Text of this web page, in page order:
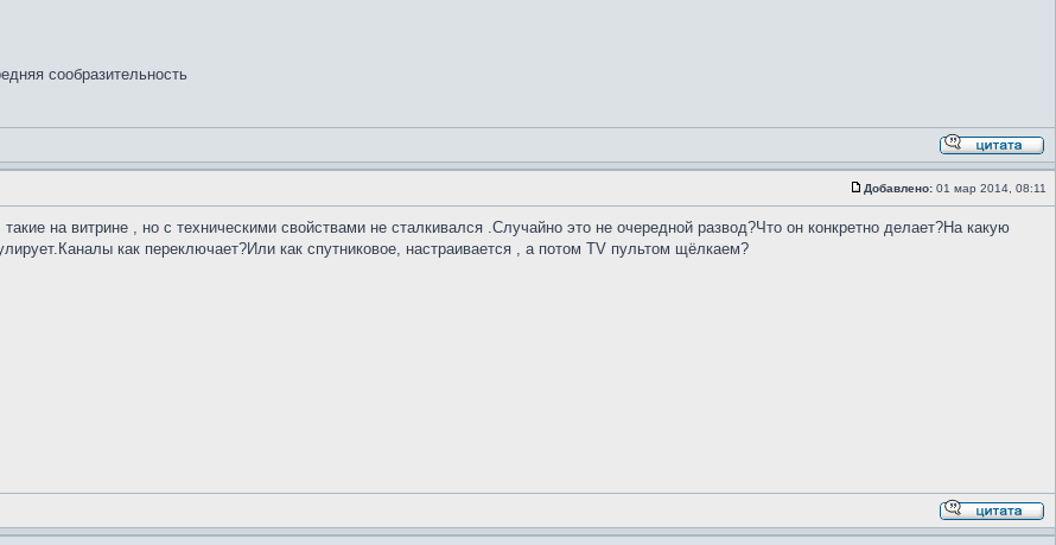
сообразительность
Добавлено: 01 мар 2014, 08:11
на витрине , но с техническими свойствами не сталкивался .Случайно это не очередной развод?Что он конкретно делает?На какую
как переключает?Или как спутниковое, настраивается , а потом TV пультом щёлкаем?